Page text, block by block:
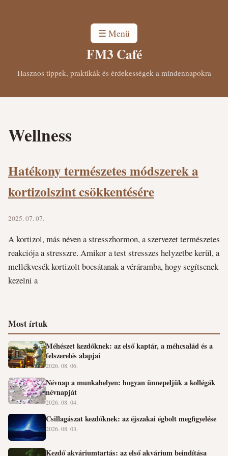
☰ Menü
FM3 Café
Hasznos tippek, praktikák és érdekességek a mindennapokra
Wellness
Hatékony természetes módszerek a
kortizolszint csökkentésére
2025. 07. 07.
A kortizol, más néven a stresszhormon, a szervezet természetes
reakciója a stresszre. Amikor a test stresszes helyzetbe kerül, a
mellékvesék kortizolt bocsátanak a véráramba, hogy segítsenek
kezelni a
Most írtuk
Méhészet kezdőknek: az első kaptár, a méhcsalád és a
felszerelés alapjai
2026. 08. 06.
Névnap a munkahelyen: hogyan ünnepeljük a kollégák
névnapját
2026. 08. 04.
Csillagászat kezdőknek: az éjszakai égbolt megfigyelése
2026. 08. 03.
Kezdő akváriumtartás: az első akvárium beindítása